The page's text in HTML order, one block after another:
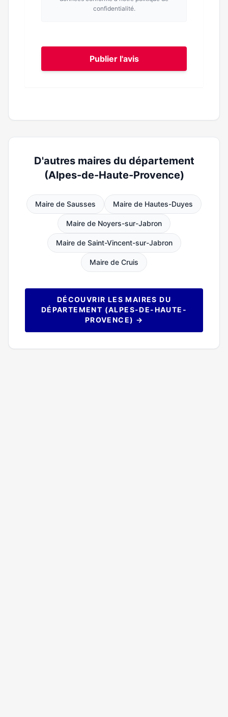
confidentialité.
Publier l'avis
D'autres maires du département
(Alpes-de-Haute-Provence)
Maire de Sausses Maire de Hautes-Duyes
Maire de Noyers-sur-Jabron
Maire de Saint-Vincent-sur-Jabron
Maire de Cruis
DÉCOUVRIR LES MAIRES DU
DÉPARTEMENT (ALPES-DE-HAUTE-
PROVENCE) →